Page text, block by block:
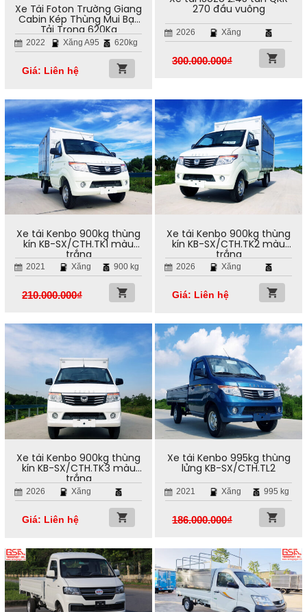
Xe Tải Foton Trường Giang
Cabin Kép Thùng Mui Bạt
Tải Trọng 620Kg
2022 Xăng A95 620kg
Giá: Liên hệ
270 đầu vuông
2026 Xăng
300.000.000₫
Xe tải Kenbo 900kg thùng
kín KB-SX/CTH.TK1 màu
trắng
2021 Xăng 900 kg
210.000.000₫
Xe tải Kenbo 900kg thùng
kín KB-SX/CTH.TK2 màu
trắng
2026 Xăng
Giá: Liên hệ
Xe tải Kenbo 900kg thùng
kín KB-SX/CTH.TK3 màu
trắng
2026 Xăng
Giá: Liên hệ
Xe tải Kenbo 995kg thùng
lửng KB-SX/CTH.TL2
2021 Xăng 995 kg
186.000.000₫